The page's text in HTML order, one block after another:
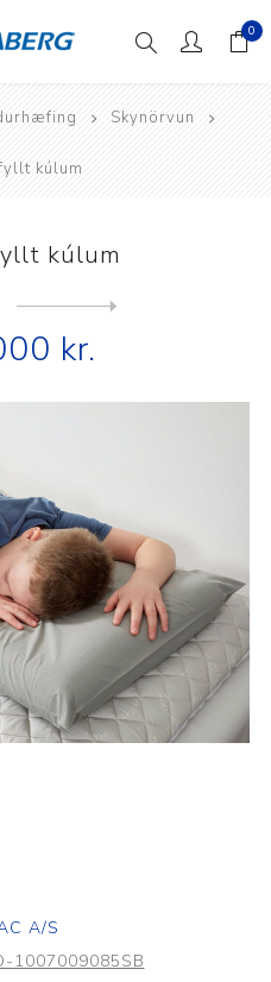
0
Skynörvun
kúlum
kúlum
kr.
A/S
1007009085SB